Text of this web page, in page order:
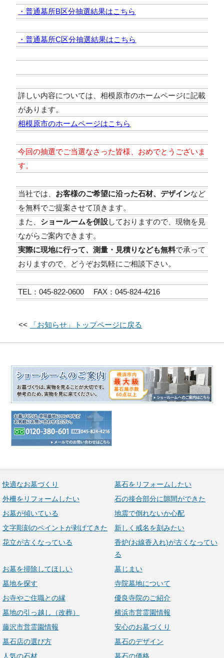
・普通墓所B区分抽選結果はこちら
・普通墓所C区分抽選結果はこちら
詳しい内容については、相模原市のホームページに記載
があります。
相模原市のホームページはこちら
今回の抽選でご当選なさった皆様、おめでとうございま
す。
当社では、 お客様のご希望に沿った石材、デザインなど
を無料でご提案させて頂きます。
また、 ショールームを併設しておりますので、現物を見
ながらご案内できます。
実際に現地に行って、測量・見積りなども無料で承って
おりますので、どうぞお気軽にご相談下さい。
TEL：045-822-0600 FAX：045-824-4216
<< 「お知らせ」トップページに戻る
快適なお墓づくり
墓石をリフォームしたい
外柵をリフォームしたい
石の接合部分に隙間ができた
お墓が傾いている
地震で倒れないか心配
文字彫刻のペイントが剥げてきた
新しく戒名を刻みたい
花立が古くなっている
香炉(お線香入れ)が古くなってい
る
お墓を掃除してほしい
墓じまい
墓地を探す
寺院墓地について
お寺やご住職との縁
優良寺院のご紹介
墓地の引っ越し（改葬）
横浜市営霊園情報
藤沢市営霊園情報
安心のお墓づくり
墓石店の選び方
墓石のデザイン
人気の石材
墓石の価格